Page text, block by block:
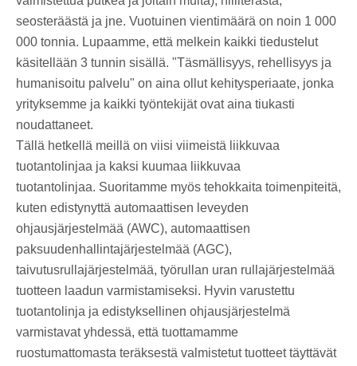
seosteräästä ja jne. Vuotuinen vientimäärä on noin 1 000
000 tonnia. Lupaamme, että melkein kaikki tiedustelut
käsitellään 3 tunnin sisällä. "Täsmällisyys, rehellisyys ja
humanisoitu palvelu" on aina ollut kehitysperiaate, jonka
yrityksemme ja kaikki työntekijät ovat aina tiukasti
noudattaneet.
Tällä hetkellä meillä on viisi viimeistä liikkuvaa
tuotantolinjaa ja kaksi kuumaa liikkuvaa
tuotantolinjaa. Suoritamme myös tehokkaita toimenpiteitä,
kuten edistynyttä automaattisen leveyden
ohjausjärjestelmää (AWC), automaattisen
paksuudenhallintajärjestelmää (AGC),
taivutusrullajärjestelmää, työrullan uran rullajärjestelmää
tuotteen laadun varmistamiseksi. Hyvin varustettu
tuotantolinja ja edistyksellinen ohjausjärjestelmä
varmistavat yhdessä, että tuottamamme
ruostumattomasta teräksestä valmistetut tuotteet täyttävät